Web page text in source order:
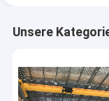
Unsere